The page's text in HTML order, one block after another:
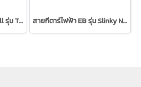
สายกีตาร์ไฟฟ้า Ernie Ball รุ่น Tim Henson 9.5/46 สายกีตาร์ไฟฟ้า EB รุ่น Slinky Nickel Wound (3 ชุด) 10/46